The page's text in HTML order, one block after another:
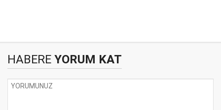
HABERE YORUM KAT